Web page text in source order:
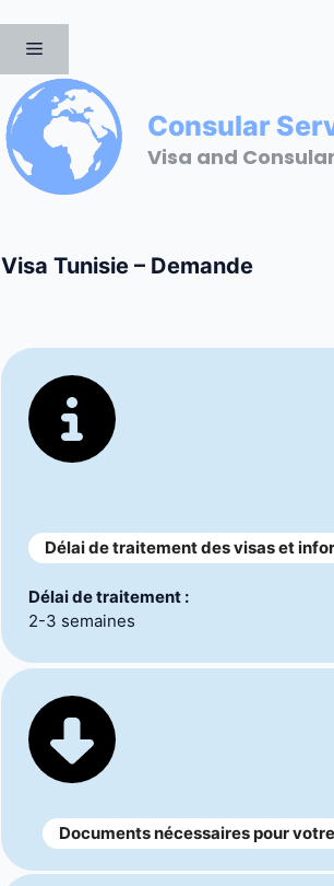
contenu
Consular
Visa and
MENU
Visa Tunisie – Demande
Délai de traitement des visas et
Délai de traitement :
2-3 semaines
Documents nécessaires pour